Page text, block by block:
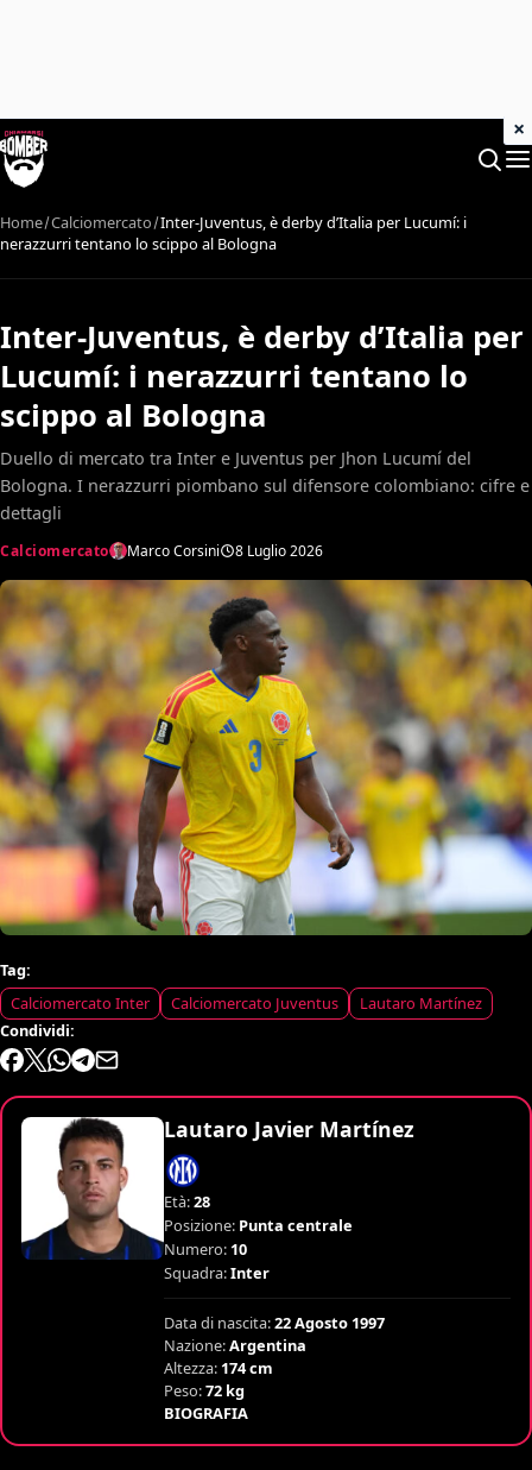
Home Calciomercato Inter-Juventus, è derby d’Italia per Lucumí: i
nerazzurri tentano lo scippo al Bologna
Inter-Juventus, è derby d’Italia per
Lucumí: i nerazzurri tentano lo
scippo al Bologna
Duello di mercato tra Inter e Juventus per Jhon Lucumí del
Bologna. I nerazzurri piombano sul difensore colombiano: cifre e
dettagli
Calciomercato Marco Corsini 8 Luglio 2026
Tag:
Calciomercato Inter
Calciomercato Juventus
Lautaro Martínez
Condividi:
Lautaro Javier Martínez
Età:28
Posizione: Punta centrale
Numero: 10
Squadra:Inter
Data di nascita:22 Agosto 1997
Nazione:Argentina
Altezza: 174 cm
Peso:72 kg
BIOGRAFIA
×